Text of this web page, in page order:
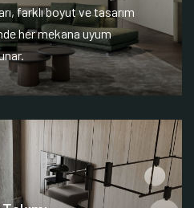
farklı boyut ve tasarım
her mekana uyum